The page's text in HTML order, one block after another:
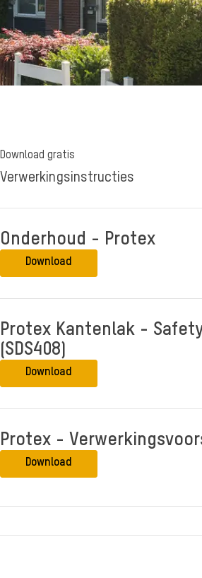
Download gratis
Verwerkingsinstructies
Onderhoud - Protex
Download
Protex Kantenlak -
(SDS408)
Download
Protex -
Download